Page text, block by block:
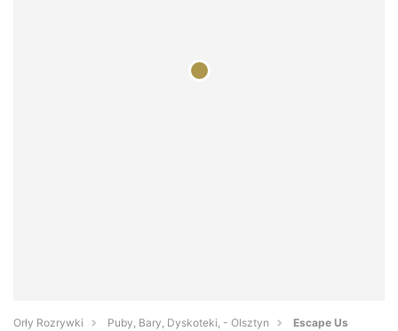
Orły Rozrywki Puby, Bary, Dyskoteki, - Olsztyn Escape Us